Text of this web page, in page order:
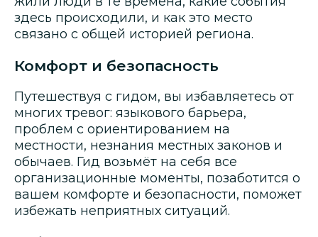
здесь происходили, и как это место
связано с общей историей региона.
Комфорт и безопасность
Путешествуя с гидом, вы избавляетесь от
многих тревог: языкового барьера,
проблем с ориентированием на
местности, незнания местных законов и
обычаев. Гид возьмёт на себя все
организационные моменты, позаботится о
вашем комфорте и безопасности, поможет
избежать неприятных ситуаций.